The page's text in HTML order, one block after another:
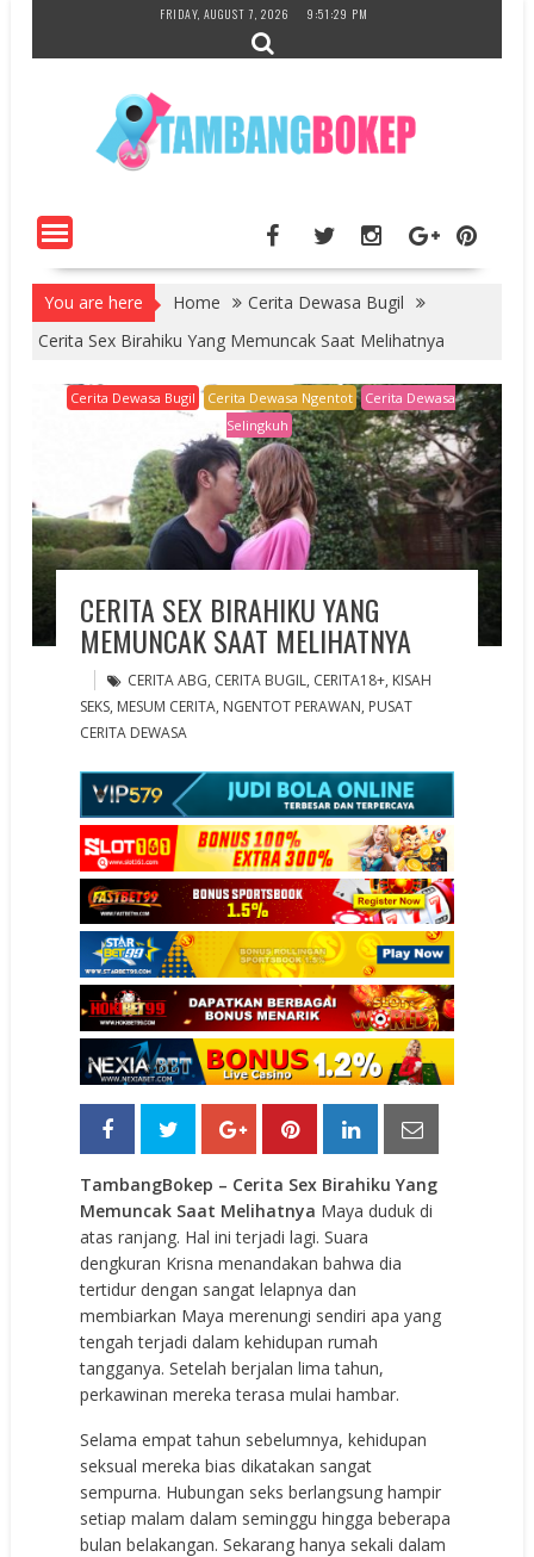
content
FRIDAY, AUGUST 7, 2026 9:51:30 PM
You are here Home
Cerita Dewasa Bugil
Cerita Sex Birahiku Yang Memuncak Saat Melihatnya
Cerita Dewasa Bugil Cerita Dewasa Ngentot
Cerita Dewasa
Selingkuh
CERITA SEX BIRAHIKU YANG
MEMUNCAK SAAT MELIHATNYA
CERITA ABG, CERITA BUGIL, CERITA18+, KISAH
SEKS, MESUM CERITA, NGENTOT PERAWAN, PUSAT
CERITA DEWASA
TambangBokep – Cerita Sex Birahiku Yang
Memuncak Saat Melihatnya Maya duduk di
atas ranjang. Hal ini terjadi lagi. Suara
dengkuran Krisna menandakan bahwa dia
tertidur dengan sangat lelapnya dan
membiarkan Maya merenungi sendiri apa yang
tengah terjadi dalam kehidupan rumah
tangganya. Setelah berjalan lima tahun,
perkawinan mereka terasa mulai hambar.
Selama empat tahun sebelumnya, kehidupan
seksual mereka bias dikatakan sangat
sempurna. Hubungan seks berlangsung hampir
setiap malam dalam seminggu hingga beberapa
bulan belakangan. Sekarang hanya sekali dalam